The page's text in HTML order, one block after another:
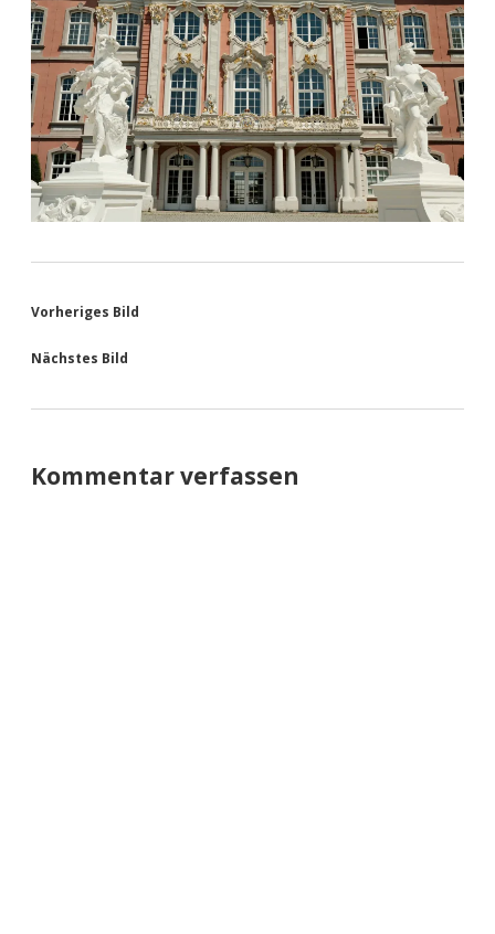
Vorheriges Bild
Nächstes Bild
Kommentar verfassen